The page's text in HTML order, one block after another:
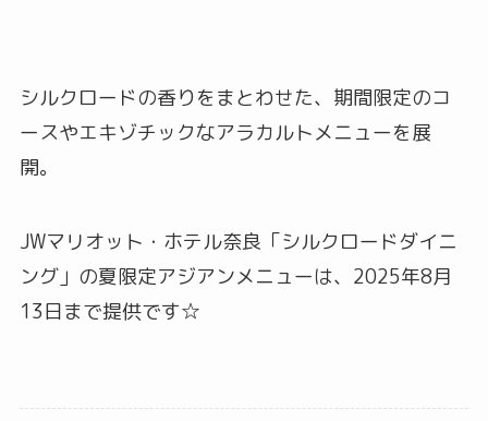
シルクロードの香りをまとわせた、期間限定のコ
ースやエキゾチックなアラカルトメニューを展
開。
JWマリオット・ホテル奈良「シルクロードダイニ
ング」の夏限定アジアンメニューは、2025年8月
13日まで提供です☆